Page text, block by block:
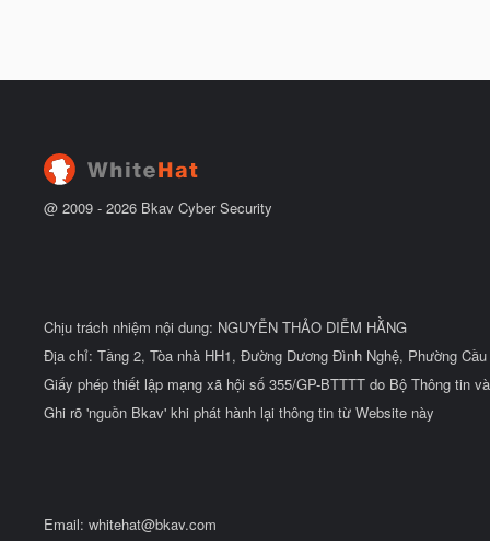
@ 2009 - 2026 Bkav Cyber Security
Chịu trách nhiệm nội dung: NGUYỄN THẢO DIỄM HẰNG
Địa chỉ: Tầng 2, Tòa nhà HH1, Đường Dương Đình Nghệ, Phường
Giấy phép thiết lập mạng xã hội số 355/GP-BTTTT do Bộ Thông tin
Ghi rõ 'nguồn Bkav' khi phát hành lại thông tin từ Website này
Email: whitehat@bkav.com